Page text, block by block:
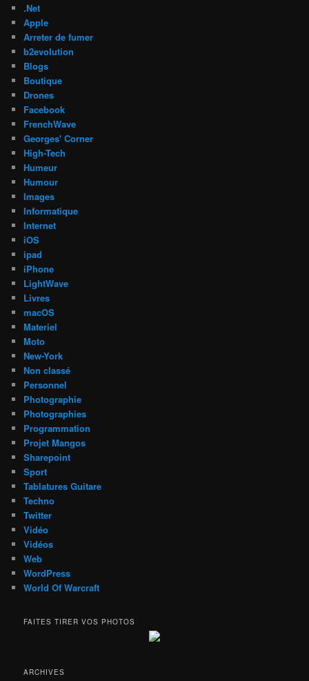
.Net
Apple
Arreter de fumer
b2evolution
Blogs
Boutique
Drones
Facebook
FrenchWave
Georges' Corner
High-Tech
Humeur
Humour
Images
Informatique
Internet
iOS
ipad
iPhone
LightWave
Livres
macOS
Materiel
Moto
New-York
Non classé
Personnel
Photographie
Photographies
Programmation
Projet Mangos
Sharepoint
Sport
Tablatures Guitare
Techno
Twitter
Vidéo
Vidéos
Web
WordPress
World Of Warcraft
FAITES TIRER VOS PHOTOS
ARCHIVES